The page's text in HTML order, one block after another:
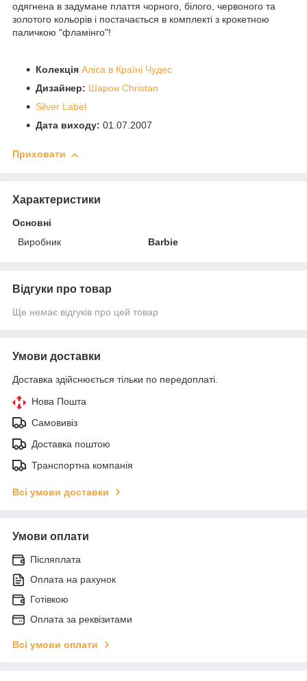
одягнена в задумане плаття чорного, білого, червоного та
золотого кольорів і постачається в комплекті з крокетною
паличкою "фламінго"!
Колекція Аліса в Країні Чудес
Дизайнер: Шарон Christan
Silver Label
Дата виходу: 01.07.2007
Приховати
Характеристики
Основні
Виробник
Barbie
Відгуки про товар
Ще немає відгуків про цей товар
Умови доставки
Доставка здійснюється тільки по передоплаті.
Нова Пошта
Самовивіз
Доставка поштою
Транспортна компанія
Всі умови доставки
Умови оплати
Післяплата
Оплата на рахунок
Готівкою
Оплата за реквізитами
Всі умови оплати